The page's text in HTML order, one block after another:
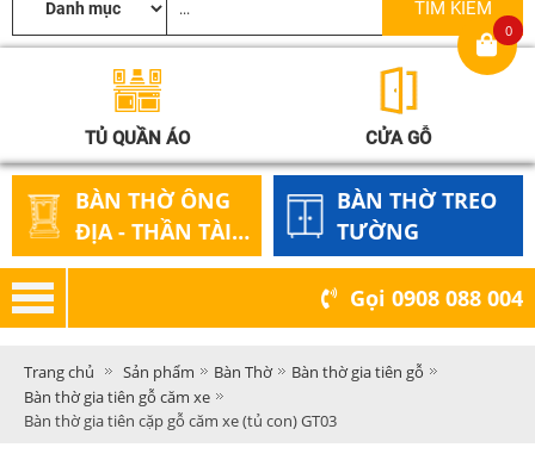
TỦ QUẦN ÁO CỬA GỖ
BÀN THỜ ÔNG
ĐỊA - THẦN TÀI
GỖ
BÀN THỜ TREO
TƯỜNG
Gọi 0908 088 004
Trang chủ Sản phẩm Bàn Thờ
Bàn thờ gia tiên gỗ
Bàn thờ gia tiên gỗ căm xe
Bàn thờ gia tiên cặp gỗ căm xe (tủ con) GT03
0